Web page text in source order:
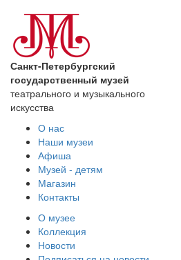
Санкт-Петербургский
государственный музей
театрального и музыкального
искусства
О нас
Наши музеи
Афиша
Музей - детям
Магазин
Контакты
О музее
Коллекция
Новости